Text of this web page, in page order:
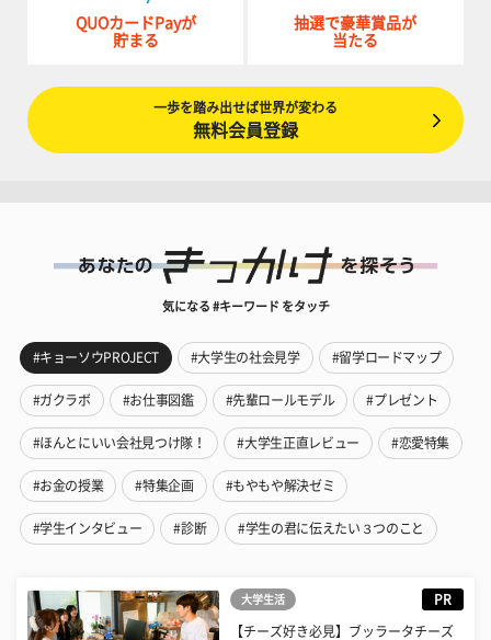
QUOカードPayが
貯まる
抽選で豪華賞品が
当たる
一歩を踏み出せば世界が変わる
無料会員登録
気になる #キーワード をタッチ
#キョーソウPROJECT #大学生の社会見学 #留学ロードマップ
#ガクラボ #お仕事図鑑 #先輩ロールモデル #プレゼント
#ほんとにいい会社見つけ隊！ #大学生正直レビュー #恋愛特集
#お金の授業 #特集企画 #もやもや解決ゼミ
#学生インタビュー #診断 #学生の君に伝えたい３つのこと
大学生活 PR
【チーズ好き必見】ブッラータチーズ